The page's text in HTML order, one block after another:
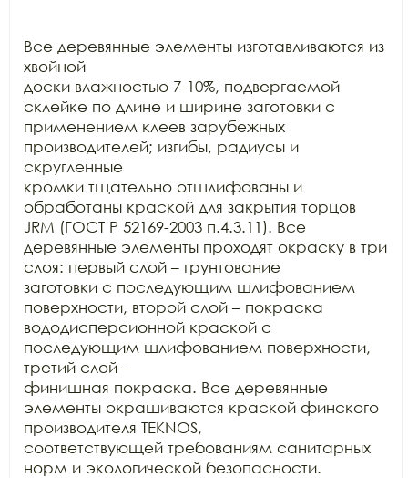
Все деревянные элементы изготавливаются из
хвойной
доски влажностью 7-10%, подвергаемой
склейке по длине и ширине заготовки с
применением клеев зарубежных
производителей; изгибы, радиусы и
скругленные
кромки тщательно отшлифованы и
обработаны краской для закрытия торцов
JRM (ГОСТ Р 52169-2003 п.4.3.11). Все
деревянные элементы проходят окраску в три
слоя: первый слой – грунтование
заготовки с последующим шлифованием
поверхности, второй слой – покраска
вододисперсионной краской с
последующим шлифованием поверхности,
третий слой –
финишная покраска. Все деревянные
элементы окрашиваются краской финского
производителя TEKNOS,
соответствующей требованиям санитарных
норм и экологической безопасности.